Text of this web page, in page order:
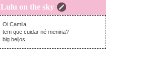
Lulu on the sky
sexta-feira, maio 16, 2014
Oi Camila,
tem que cuidar né menina?
big beijos